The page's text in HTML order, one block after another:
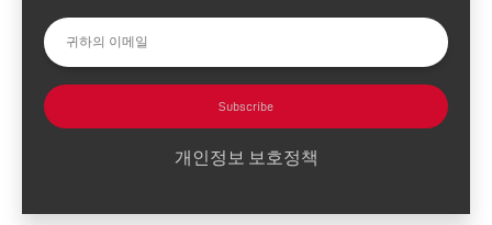
Subscribe
개인정보 보호정책